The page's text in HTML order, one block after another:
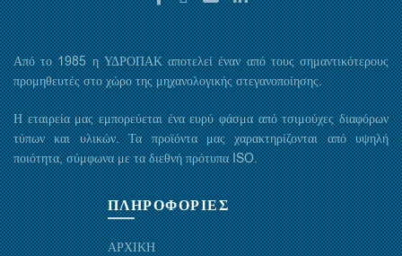
Από το 1985 η ΥΔΡΟΠΑΚ αποτελεί έναν από τους σημαντικότερους
προμηθευτές στο χώρο της μηχανολογικής στεγανοποίησης.
Η εταιρεία μας εμπορεύεται ένα ευρύ φάσμα από τσιμούχες διαφόρων
τύπων και υλικών. Τα προϊόντα μας χαρακτηρίζονται από υψηλή
ποιότητα, σύμφωνα με τα διεθνή πρότυπα ISO.
ΠΛΗΡΟΦΟΡΙΕΣ
ΑΡΧΙΚΗ